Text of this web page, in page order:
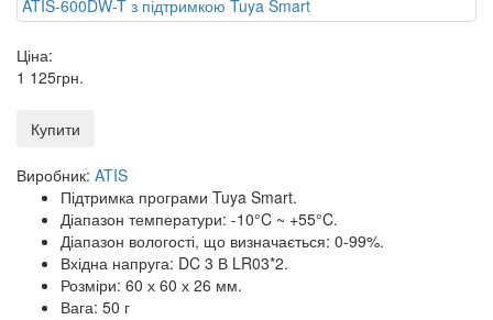
Ціна:
1 125грн.
Купити
Виробник: ATIS
Підтримка програми Tuya Smart.
Діапазон температури: -10°C ~ +55°C.
Діапазон вологості, що визначається: 0-99%.
Вхідна напруга: DC 3 В LR03*2.
Розміри: 60 х 60 х 26 мм.
Вага: 50 г